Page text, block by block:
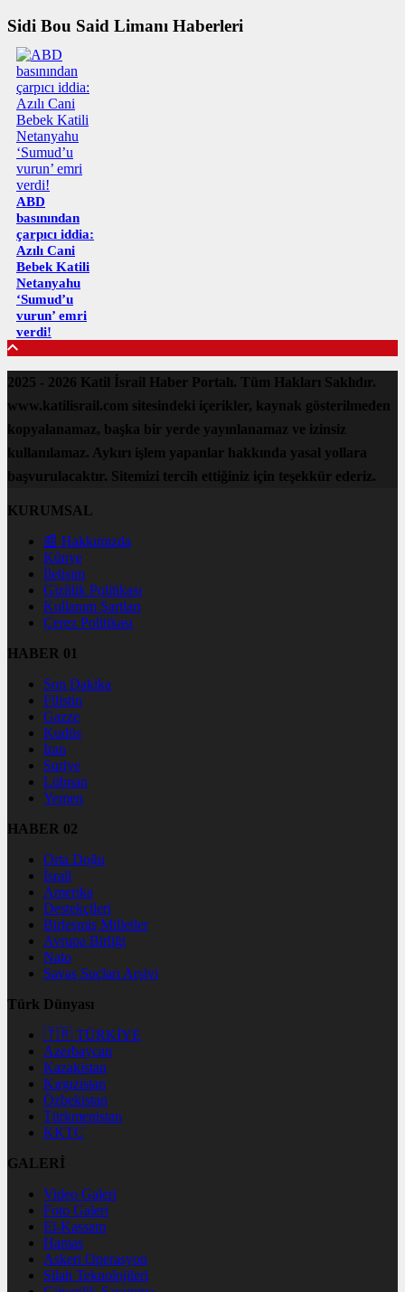
Sidi Bou Said Limanı Haberleri
ABD
basınından
çarpıcı iddia:
Azılı Cani
Bebek Katili
Netanyahu
‘Sumud’u
vurun’ emri
verdi!
2025 - 2026 Katil İsrail Haber Portalı. Tüm Hakları Saklıdır.
www.katilisrail.com sitesindeki içerikler, kaynak gösterilmeden
kopyalanamaz, başka bir yerde yayınlanamaz ve izinsiz
kullanılamaz. Aykırı işlem yapanlar hakkında yasal yollara
başvurulacaktır. Sitemizi tercih ettiğiniz için teşekkür ederiz.
KURUMSAL
📰 Hakkımızda
Künye
İletişim
Gizlilik Politikası
Kullanım Şartları
Çerez Politikası
HABER 01
Son Dakika
Filistin
Gazze
Kudüs
İran
Suriye
Lübnan
Yemen
HABER 02
Orta Doğu
İsrail
Amerika
Destekçileri
Birleşmiş Milletler
Avrupa Birliği
Nato
Savaş Suçları Arşivi
Türk Dünyası
🇹🇷 TÜRKİYE
Azerbaycan
Kazakistan
Kırgızistan
Özbekistan
Türkmenistan
KKTC
GALERİ
Video Galeri
Foto Galeri
El-Kassam
Hamas
Askeri Operasyon
Silah Teknolojileri